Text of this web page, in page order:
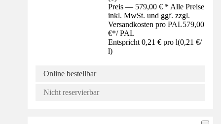
Preis — 579,00 € * Alle Preise
inkl. MwSt. und ggf. zzgl.
Versandkosten pro PAL579,00
€*/ PAL
Entspricht 0,21 € pro l(0,21 €/
l)
Online bestellbar
Nicht reservierbar